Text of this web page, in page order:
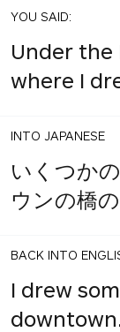
YOU SAID:
Under the
where I
INTO JAPANESE
いくつか
ウンの橋
BACK INTO
I drew